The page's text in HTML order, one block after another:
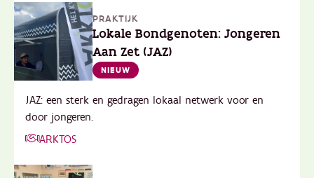
PRAKTIJK
Lokale Bondgenoten: Jongeren
Aan Zet (JAZ)
NIEUW
JAZ: een sterk en gedragen lokaal netwerk voor en
door jongeren.
ARKTOS